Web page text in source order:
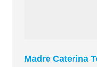
Madre Caterina